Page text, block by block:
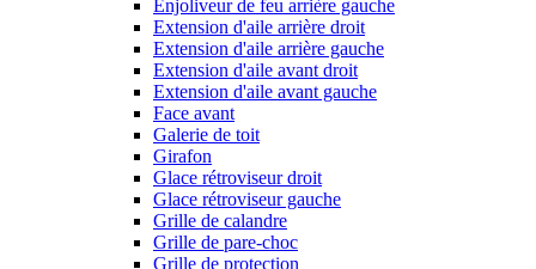
Enjoliveur de feu arrière gauche
Extension d'aile arrière droit
Extension d'aile arrière gauche
Extension d'aile avant droit
Extension d'aile avant gauche
Face avant
Galerie de toit
Girafon
Glace rétroviseur droit
Glace rétroviseur gauche
Grille de calandre
Grille de pare-choc
Grille de protection